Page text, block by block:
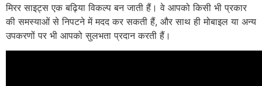
मिरर साइट्स एक बढ़िया विकल्प बन जाती हैं। वे आपको किसी भी प्रकार
की समस्याओं से निपटने में मदद कर सकती हैं, और साथ ही मोबाइल या अन्य
उपकरणों पर भी आपको सुलभता प्रदान करती हैं।